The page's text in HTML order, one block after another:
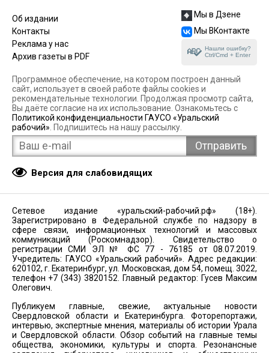
Об издании
Контакты
Реклама у нас
Архив газеты в PDF
Мы в Дзене
Мы ВКонтакте
Нашли ошибку?
Ctrl/Cmd + Enter
Программное обеспечение, на котором построен данный
сайт, использует в своей работе файлы cookies и
рекомендательные технологии. Продолжая просмотр сайта,
Вы даёте согласие на их использование. Ознакомьтесь с
Политикой конфиденциальности ГАУСО «Уральский
рабочий» . Подпишитесь на нашу рассылку.
Версия для слабовидящих
Сетевое издание «уральский-рабочий.рф» (18+).
Зарегистрировано в Федеральной службе по надзору в
сфере связи, информационных технологий и массовых
коммуникаций (Роскомнадзор). Свидетельство о
регистрации СМИ ЭЛ № ФС 77 - 76185 от 08.07.2019.
Учредитель: ГАУСО «Уральский рабочий». Адрес редакции:
620102, г. Екатеринбург, ул. Московская, дом 54, помещ. 3022,
телефон +7 (343) 3820152. Главный редактор: Гусев Максим
Олегович.
Публикуем главные, свежие, актуальные новости
Свердловской области и Екатеринбурга. Фоторепортажи,
интервью, экспертные мнения, материалы об истории Урала
и Свердловской области. Обзор событий на главные темы
общества, экономики, культуры и спорта. Резонансные